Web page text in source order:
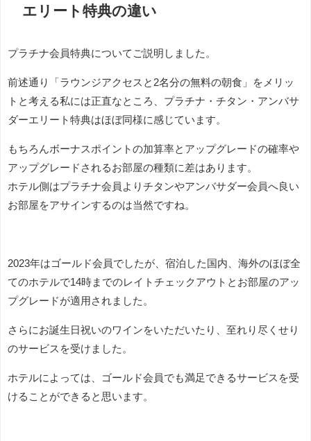
エリート特典の違い
プラチナ会員特典についてご説明しました。
前述通り「ラウンジアクセスと2名分の無料の朝食」をメリッ
トと考える私には正直なところ、プラチナ・チタン・アンバサ
ダーエリート特典はほぼ同様に感じています。
もちろんボーナスポイントの加算率とアップグレードの確率や
アップグレードされるお部屋の種類に差はあります。
ホテル側はプラチナ会員よりチタンやアンバサダー会員へ良い
お部屋をアサインするのは当然ですね。
2023年はゴールド会員でしたが、宿泊した国内、海外のほぼ全
てのホテルで14時までのレイトチェックアウトとお部屋のアッ
プグレードが適用されました。
さらにお誕生日祝いのワインをいただいたり、至れり尽くせり
のサービスを受けました。
ホテルによっては、ゴールド会員でも満足できるサービスを受
けることができると思います。